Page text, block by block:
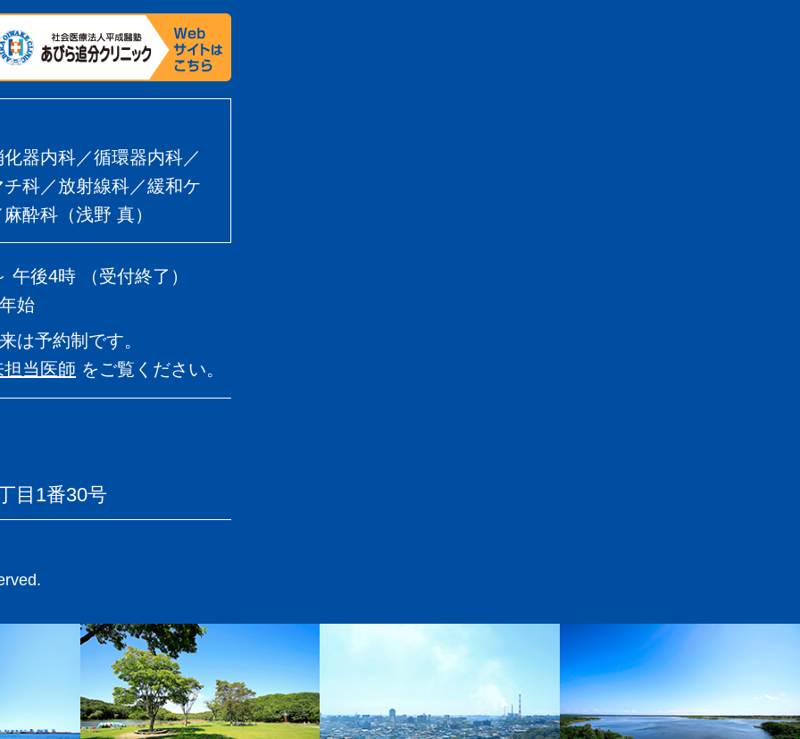
器内科／循環器内科／
科／放射線科／緩和ケ
酔科（浅野 真）
後4時 （受付終了）
始
は予約制です。
担当医師 をご覧ください。
目1番30号